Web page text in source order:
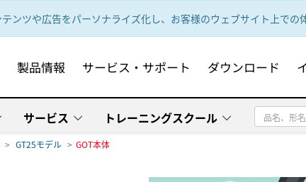
ンツや広告をパーソナライズ化し、お客様のウェブサイト上での
製品情報 サービス・サポート ダウンロード
サービス トレーニングスクール
GT25モデル GOT本体